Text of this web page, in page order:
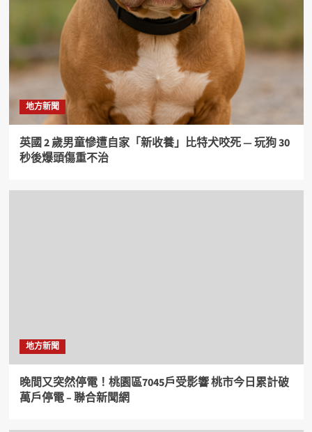
地方新聞
英國 2 歲男童慘遭自家「新收養」比特犬咬死 — 玩狗 30
秒後爆頭傷重不治
地方新聞
晚間又突然停電！桃園區7045戶受影響 桃市今日累計破
萬戶停電 – 聯合新聞網